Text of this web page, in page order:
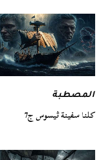
المصطبة
كلنا سفينة ثيسوس ج7